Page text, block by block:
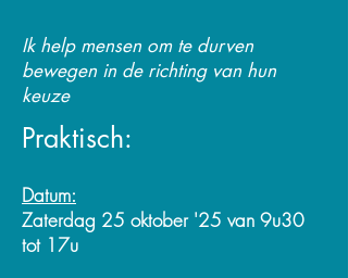
Ik help mensen om te durven
bewegen in de richting van hun
keuze
Praktisch:
Datum:
Zaterdag 25 oktober '25 van 9u30
tot 17u